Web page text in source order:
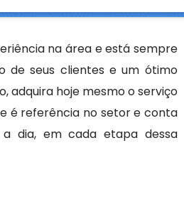
na área e está sempre
de seus clientes e um ótimo
adquira hoje mesmo o serviço
é referência no setor e conta
a dia, em cada etapa dessa